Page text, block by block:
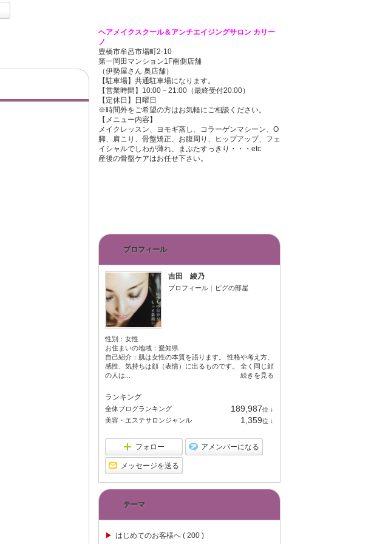
ヘアメイクスクール＆アンチエイジングサロン カリー
ノ
豊橋市牟呂市場町2-10
第一岡田マンション1F南側店舗
（伊勢屋さん 奥店舗）
【駐車場】共通駐車場になります。
【営業時間】10:00－21:00（最終受付20:00）
【定休日】日曜日
※時間外をご希望の方はお気軽にご相談ください。
【メニュー内容】
メイクレッスン、ヨモギ蒸し、コラーゲンマシーン、O
脚、肩こり、骨盤矯正、お腹周り、ヒップアップ、フェ
イシャルでしわが薄れ、まぶたすっきり・・・etc
産後の骨盤ケアはお任せ下さい。
プロフィール
吉田 綾乃
プロフィール ｜ ピグの部屋
性別： 女性
お住まいの地域： 愛知県
自己紹介：肌は女性の本質を語ります。 性格や考え方、
感性、気持ちは顔（表情）に出るものです。 全く同じ顔
の人は...
続きを見る
ランキング
全体ブログランキング 189,987位 ↓
美容・エステサロンジャンル 1,359位 ↓
フォロー アメンバーになる
メッセージを送る
テーマ
はじめてのお客様へ ( 200 )